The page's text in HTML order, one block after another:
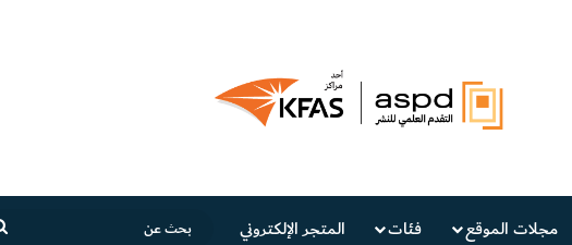
مجلات الموقع فئات المتجر الإلكتروني